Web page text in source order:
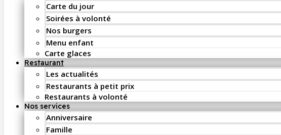
Carte du jour
Soirées à volonté
Nos burgers
Menu enfant
Carte glaces
Restaurant
Les actualités
Restaurants à petit prix
Restaurants à volonté
Nos services
Anniversaire
Famille